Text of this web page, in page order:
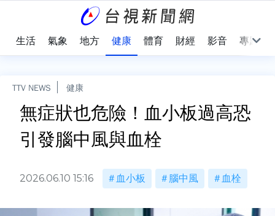
生活 氣象 地方 健康 體育 財經 影音 專題
TTV NEWS 健康
無症狀也危險！血小板過高恐
引發腦中風與血栓
2026.06.10 15:16 血小板 腦中風 血栓